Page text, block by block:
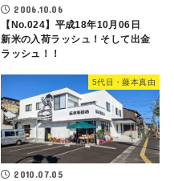
2006.10.06
【No.024】平成18年10月06日
新米の入荷ラッシュ！そして出金
ラッシュ！！
5代目・藤本真由
2010.07.05